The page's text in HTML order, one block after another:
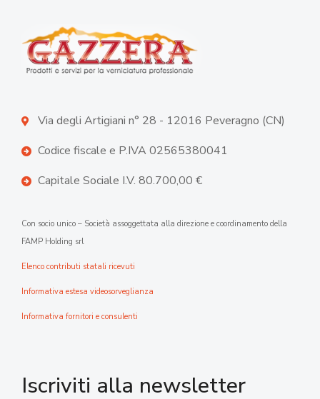
Via degli Artigiani n° 28 - 12016 Peveragno (CN)
Codice fiscale e P.IVA 02565380041
Capitale Sociale I.V. 80.700,00 €
Con socio unico – Società assoggettata alla direzione e coordinamento della
FAMP Holding srl
Elenco contributi statali ricevuti
Informativa estesa videosorveglianza
Informativa fornitori e consulenti
Iscriviti alla newsletter